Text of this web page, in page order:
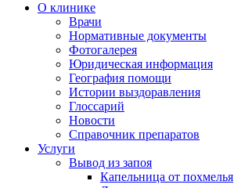
О клинике
Врачи
Нормативные документы
Фотогалерея
Юридическая информация
География помощи
Истории выздоравления
Глоссарий
Новости
Справочник препаратов
Услуги
Вывод из запоя
Капельница от похмелья